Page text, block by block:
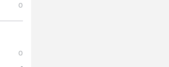
0
0